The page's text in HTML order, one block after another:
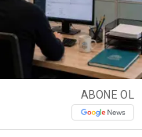
ABONE OL